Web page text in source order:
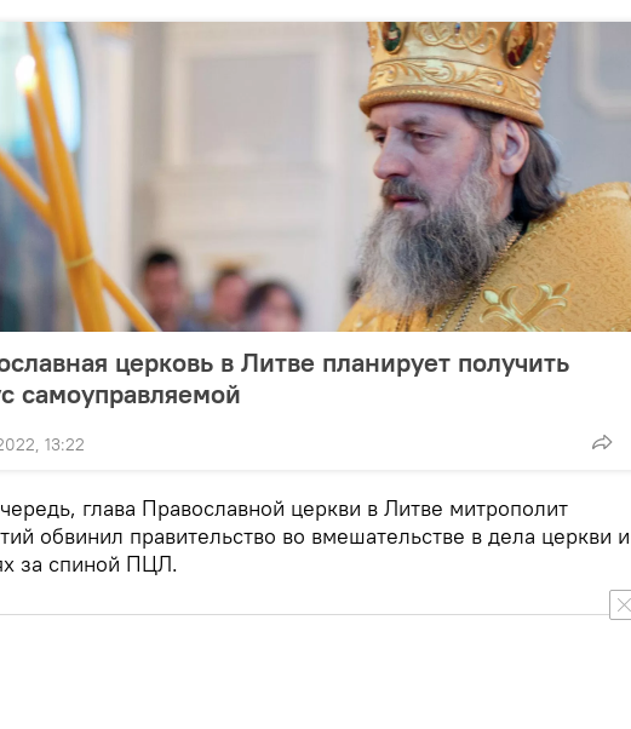
церковь в Литве планирует получить
самоуправляемой
13:22
глава Православной церкви в Литве митрополит
обвинил правительство во вмешательстве в дела церкви и
за спиной ПЦЛ.